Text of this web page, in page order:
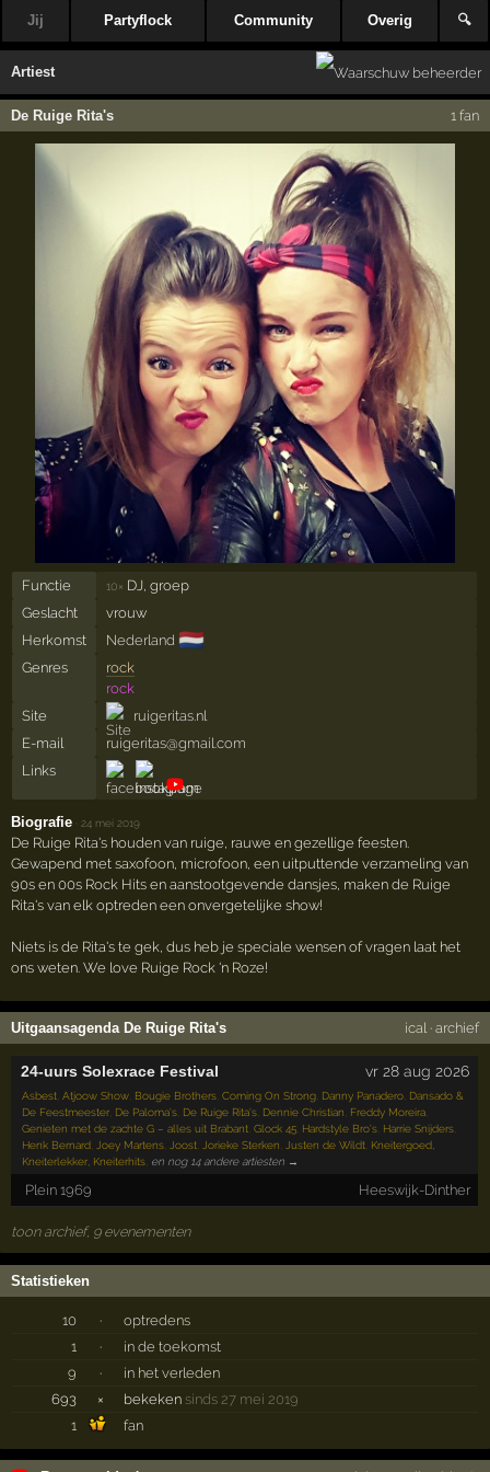
Jij Partyflock Community Overig 🔍
Artiest
De Ruige Rita's 1 fan
Functie 10× DJ, groep
Geslacht
vrouw
Herkomst
Nederland 🇳🇱
Genres
rock
rock
Site
ruigeritas.nl
E-mail
ruigeritas@gmail.com
Links
Biografie 24 mei 2019
De Ruige Rita's houden van ruige, rauwe en gezellige feesten.
Gewapend met saxofoon, microfoon, een uitputtende verzameling van
90s en 00s Rock Hits en aanstootgevende dansjes, maken de Ruige
Rita's van elk optreden een onvergetelijke show!
Niets is de Rita's te gek, dus heb je speciale wensen of vragen laat het
ons weten. We love Ruige Rock 'n Roze!
Uitgaansagenda De Ruige Rita's ical · archief
24-uurs Solexrace Festival vr 28 aug 2026
Asbest ,Atjoow Show Bougie Brothers ,Coming On Strong Danny Panadero Dansado &
De Feestmeester De Paloma's De Ruige Rita's Dennie Christian Freddy Moreira
Genieten met de zachte G – alles uit Brabant ,Glock 45 Hardstyle Bro's Harrie Snijders
Henk Bernard
Joey Martens Joost Jorieke Sterken Justen de Wildt Kneitergoed,
Kneiterlekker, Kneiterhits en nog 14 andere artiesten →
Plein 1969 Heeswijk-Dinther
toon archief, 9 evenementen
Statistieken
10 ·
optredens
1
·
in de toekomst
9
·
in het verleden
693
× bekeken sinds 27 mei 2019
1
fan